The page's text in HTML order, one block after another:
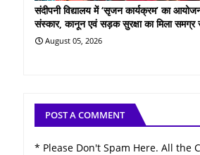
संदीपनी विद्यालय में ‘सृजन कार्यक्रम’ का
संस्कार, कानून एवं सड़क सुरक्षा का मिला
August 05, 2026
POST A COMMENT
* Please Don't Spam Here. All the